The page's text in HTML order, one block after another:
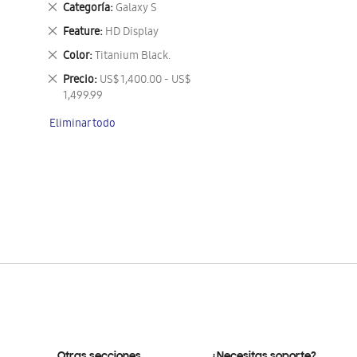
Categoría Galaxy S
Eliminar
este
artículo
Feature HD Display
Eliminar
este
artículo
Color Titanium Black.
Eliminar
este
artículo
Precio US$ 1,400.00 - US$
1,499.99
Eliminar
este
Eliminar todo